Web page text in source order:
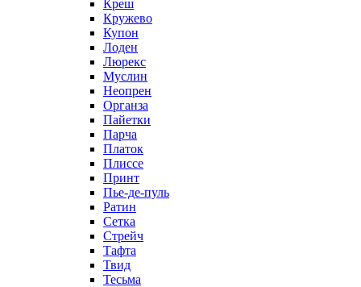
Креш
Кружево
Купон
Лоден
Люрекс
Муслин
Неопрен
Органза
Пайетки
Парча
Платок
Плиссе
Принт
Пье-де-пуль
Ратин
Сетка
Стрейч
Тафта
Твид
Тесьма